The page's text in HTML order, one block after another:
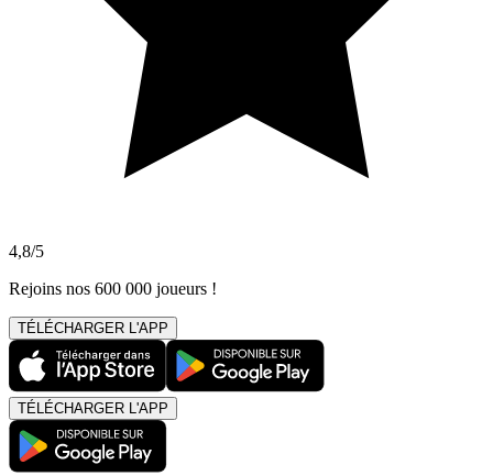
4,8/5
Rejoins nos 600 000 joueurs !
TÉLÉCHARGER L'APP
TÉLÉCHARGER L'APP